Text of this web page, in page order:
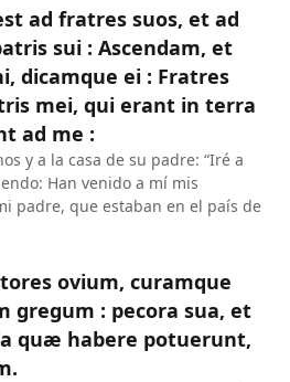
ad fratres suos, et ad
sui : Ascendam, et
dicamque ei : Fratres
mei, qui erant in terra
ad me :
y a la casa de su padre: “Iré a
Han venido a mí mis
padre, que estaban en el país de
ovium, curamque
gregum : pecora sua, et
quæ habere potuerunt,